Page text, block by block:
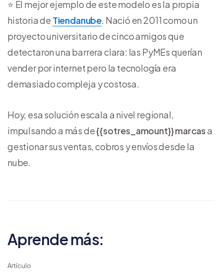
⭐ El mejor ejemplo de este modelo es la propia
historia de Tiendanube. Nació en 2011 como un
proyecto universitario de cinco amigos que
detectaron una barrera clara: las PyMEs querían
vender por internet pero la tecnología era
demasiado compleja y costosa.
Hoy, esa solución escala a nivel regional,
impulsando a más de{{sotres_amount}} marcasa
gestionar sus ventas, cobros y envíos desde la
nube.
Aprende más:
Artículo